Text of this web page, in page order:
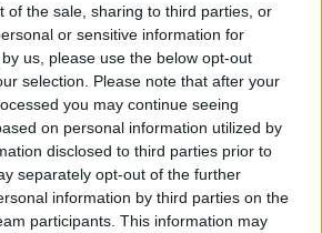
of the sale, sharing to third parties, or
or sensitive information for
us, please use the below opt-out
selection. Please note that after your
you may continue seeing
on personal information utilized by
disclosed to third parties prior to
separately opt-out of the further
information by third parties on the
participants. This information may
in Milan in Monday between
for Issa#Doumbia. Venezia ask
to sell the midfielder. Doumbia has
join#Sporting with a contract until
to offer around 18-20M
May 16, 2026